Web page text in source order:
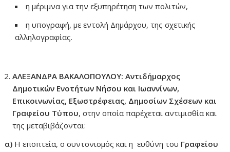
η μέριμνα για την εξυπηρέτηση των πολιτών,
η υπογραφή, με εντολή Δημάρχου, της σχετικής
αλληλογραφίας.
ΑΛΕΞΑΝΔΡΑ ΒΑΚΑΛΟΠΟΥΛΟΥ: Αντιδήμαρχος
Δημοτικών Ενοτήτων Νήσου και Ιωαννίνων,
Επικοινωνίας, Εξωστρέφειας, Δημοσίων Σχέσεων και
Γραφείου Τύπου, στην οποία παρέχεται αντιμισθία και
της μεταβιβάζονται:
α) Η εποπτεία, ο συντονισμός και η ευθύνη του Γραφείου